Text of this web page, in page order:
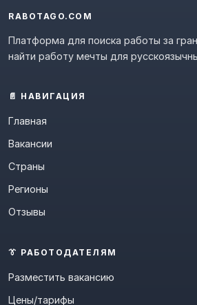
RABOTAGO.COM
Платформа для поиска работы за
найти работу мечты для
📄 НАВИГАЦИЯ
Главная
Вакансии
Страны
Регионы
Отзывы
👔 РАБОТОДАТЕЛЯМ
Разместить вакансию
Цены/тарифы